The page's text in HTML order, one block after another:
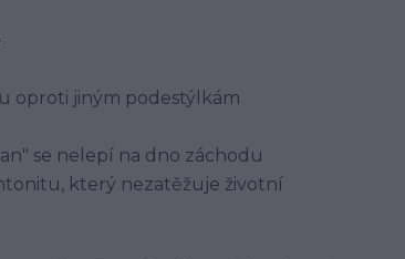
oproti jiným podestýlkám
se nelepí na dno záchodu
který nezatěžuje životní